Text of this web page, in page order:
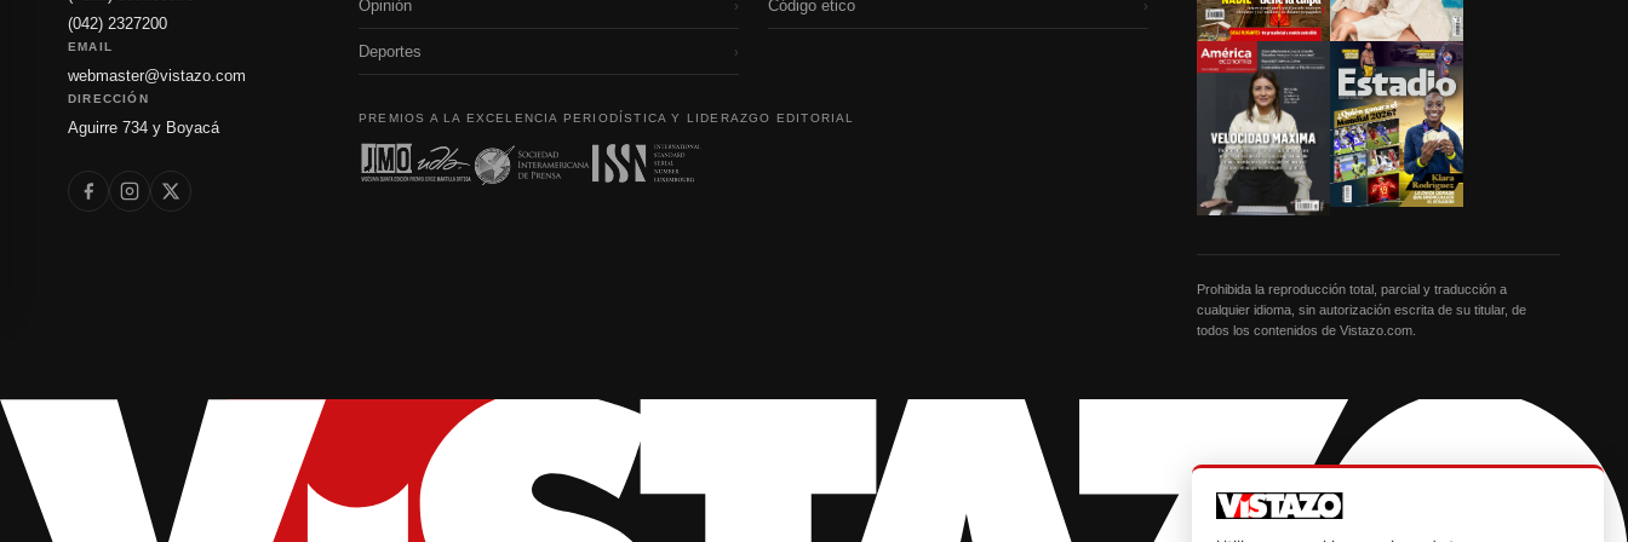
(042) 2327200
EMAIL
webmaster@vistazo.com
DIRECCIÓN
Aguirre 734 y Boyacá
Opinión ›
Deportes ›
Código etico ›
PREMIOS A LA EXCELENCIA PERIODÍSTICA Y LIDERAZGO EDITORIAL
Prohibida la reproducción total, parcial y traducción a
cualquier idioma, sin autorización escrita de su titular, de
todos los contenidos de Vistazo.com.